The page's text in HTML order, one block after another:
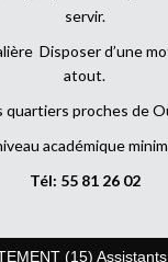
servir.
Disposer d’une
atout.
quartiers proches de
académique
Tél: 55 81 26 02
(15)